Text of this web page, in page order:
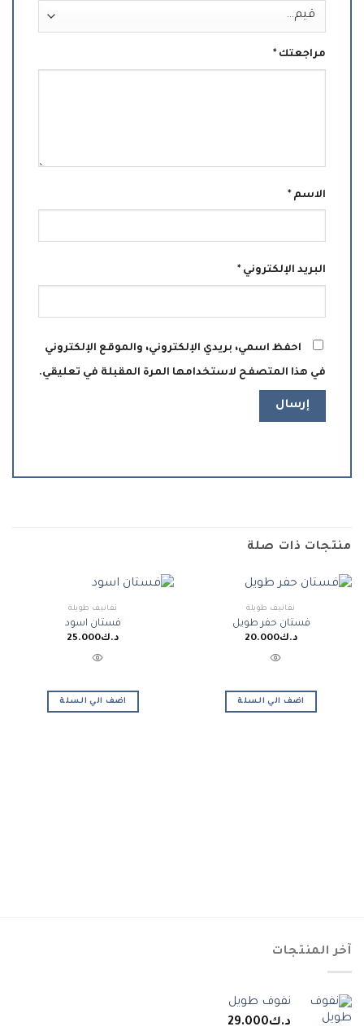
مراجعتك*
الاسم*
البريد الإلكتروني *
احفظ اسمي، بريدي الإلكتروني، والموقع الإلكتروني
في هذا المتصفح لاستخدامها المرة المقبلة في تعليقي.
منتجات ذات صلة
نفانيف طويلة
فستان حفر طويل
د.ك20.000
اضف الي السلة
نفانيف طويلة
فستان اسود
د.ك25.000
اضف الي السلة
آخر المنتجات
نفوف طويل
د.ك29.000